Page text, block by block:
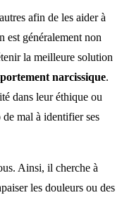
afin de les aider à
est généralement non
la meilleure solution
narcissique.
dans leur éthique ou
mal à identifier ses
Ainsi, il cherche à
les douleurs ou des